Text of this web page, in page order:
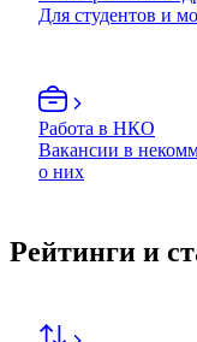
Для студентов и
Работа в НКО
Вакансии в
о них
Рейтинги и